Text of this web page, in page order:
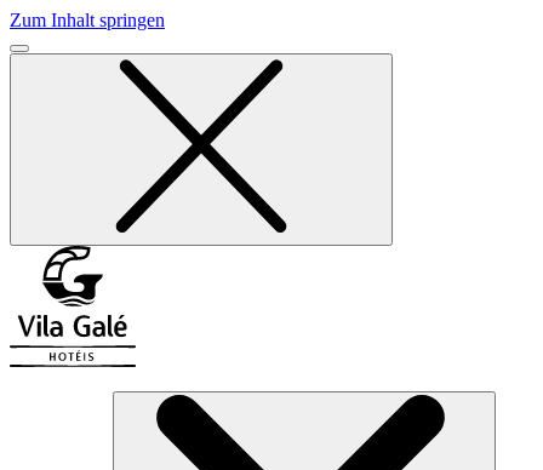
Zum Inhalt springen